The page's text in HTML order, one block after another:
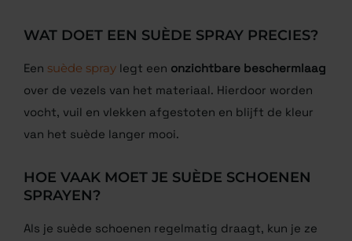
WAT DOET EEN SUÈDE SPRAY PRECIES?
Een suède spray legt een onzichtbare beschermlaag
over de vezels van het materiaal. Hierdoor worden
vocht, vuil en vlekken afgestoten en blijft de kleur
van het suède langer mooi.
HOE VAAK MOET JE SUÈDE SCHOENEN
SPRAYEN?
Als je suède schoenen regelmatig draagt, kun je ze